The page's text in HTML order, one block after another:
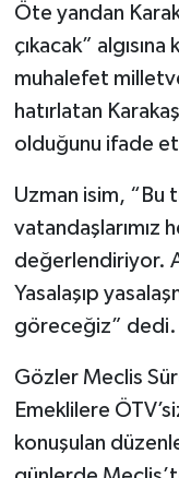
Öte yandan
çıkacak”
muhalefet
hatırlatan
olduğunu ifade
Uzman isim,
vatandaşlarımız
değerlendiriyor.
Yasalaşıp
göreceğiz” dedi.
Gözler Meclis
Emeklilere
konuşulan